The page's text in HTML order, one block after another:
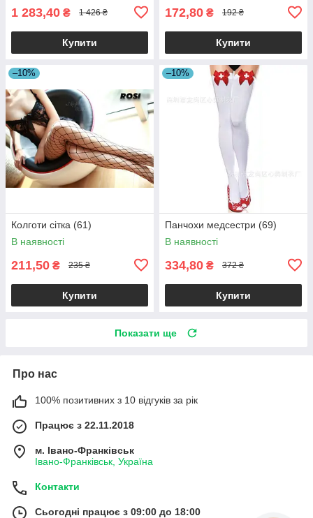
1 283,40 ₴ 1 426 ₴
Купити
172,80 ₴ 192 ₴
Купити
–10%
Колготи сітка (61)
В наявності
211,50 ₴ 235 ₴
Купити
–10%
Панчохи медсестри (69)
В наявності
334,80 ₴ 372 ₴
Купити
Показати ще
Про нас
100% позитивних з 10 відгуків за рік
Працює з 22.11.2018
м. Івано-Франківськ
Івано-Франківськ, Україна
Контакти
Сьогодні працює з 09:00 до 18:00